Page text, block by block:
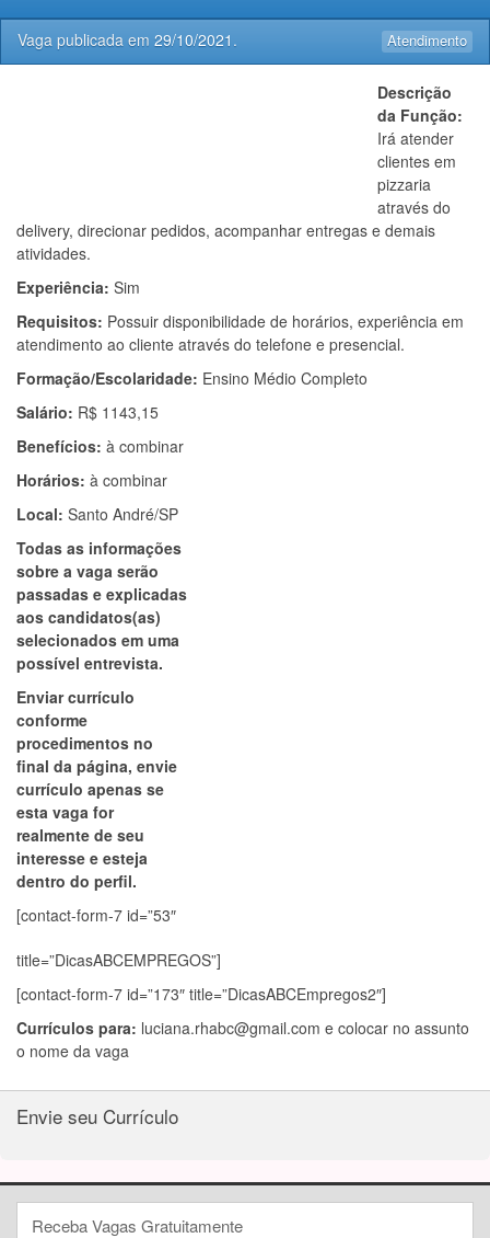
Atendimento
Vaga publicada em 29/10/2021 .
Descrição
da Função:
Irá atender
clientes em
pizzaria
através do
delivery, direcionar pedidos, acompanhar entregas e demais
atividades.
Experiência: Sim
Requisitos: Possuir disponibilidade de horários, experiência em
atendimento ao cliente através do telefone e presencial.
Formação/Escolaridade: Ensino Médio Completo
Salário: R$ 1143,15
Benefícios: à combinar
Horários: à combinar
Local: Santo André/SP
Todas as informações
sobre a vaga serão
passadas e explicadas
aos candidatos(as)
selecionados em uma
possível entrevista.
Enviar currículo
conforme
procedimentos no
final da página, envie
currículo apenas se
esta vaga for
realmente de seu
interesse e esteja
dentro do perfil.
[contact-form-7 id=”53″
title=”DicasABCEMPREGOS”]
[contact-form-7 id=”173″ title=”DicasABCEmpregos2″]
Currículos para: luciana.rhabc@gmail.com e colocar no assunto
o nome da vaga
Envie seu Currículo
Receba Vagas Gratuitamente